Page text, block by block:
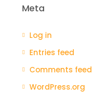
Meta
Log in
Entries feed
Comments feed
WordPress.org